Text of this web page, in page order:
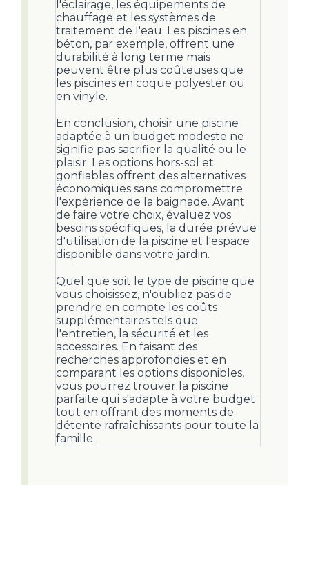
l'éclairage, les équipements de
chauffage et les systèmes de
traitement de l'eau. Les piscines en
béton, par exemple, offrent une
durabilité à long terme mais
peuvent être plus coûteuses que
les piscines en coque polyester ou
en vinyle.
En conclusion, choisir une piscine
adaptée à un budget modeste ne
signifie pas sacrifier la qualité ou le
plaisir. Les options hors-sol et
gonflables offrent des alternatives
économiques sans compromettre
l'expérience de la baignade. Avant
de faire votre choix, évaluez vos
besoins spécifiques, la durée prévue
d'utilisation de la piscine et l'espace
disponible dans votre jardin.
Quel que soit le type de piscine que
vous choisissez, n'oubliez pas de
prendre en compte les coûts
supplémentaires tels que
l'entretien, la sécurité et les
accessoires. En faisant des
recherches approfondies et en
comparant les options disponibles,
vous pourrez trouver la piscine
parfaite qui s'adapte à votre budget
tout en offrant des moments de
détente rafraîchissants pour toute la
famille.